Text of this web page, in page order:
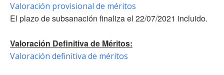
Valoración provisional de méritos
El plazo de subsanación finaliza el 22/07/2021 incluido.
Valoración Definitiva de Méritos:
Valoración definitiva de méritos